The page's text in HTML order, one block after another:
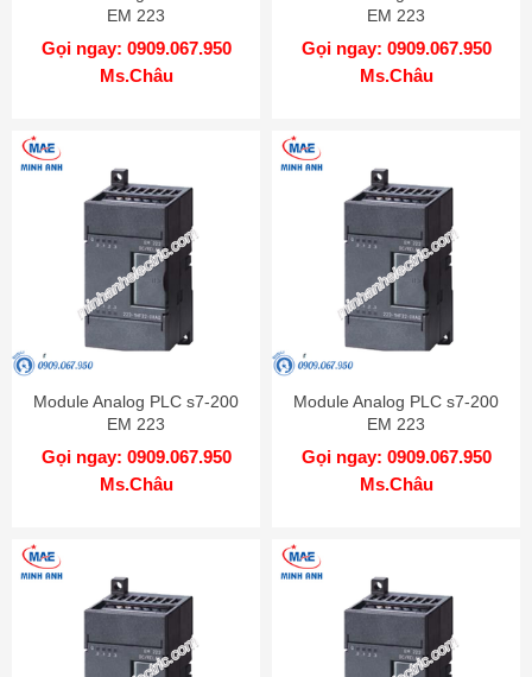
EM 223
8DI/8DO(CN)-6ES7223-
1BH22-0XA8
Gọi ngay: 0909.067.950
Ms.Châu
EM 223
4DI/4DO(CN)-6ES7223-
1HF22-0XA8
Gọi ngay: 0909.067.950
Ms.Châu
Module Analog PLC s7-200
EM 223
4DI/4DO(CN)-6ES7223-
1BF22-0XA8
Gọi ngay: 0909.067.950
Ms.Châu
Module Analog PLC s7-200
EM 223
32DI/32DO(CN)-6ES7223-
1PM22-0XA8
Gọi ngay: 0909.067.950
Ms.Châu